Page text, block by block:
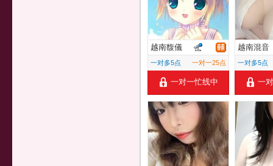
越南馥儀
一对多5点 一对一25点
一对一忙线中
越南混音
一对多5点
一